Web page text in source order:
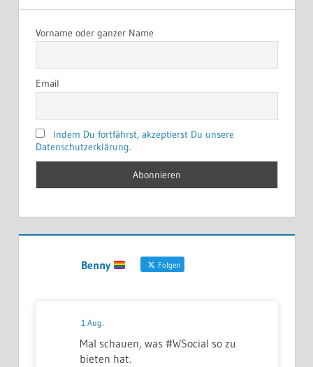
Vorname oder ganzer Name
Email
Indem Du fortfährst, akzeptierst Du unsere
Datenschutzerklärung.
Benny Folgen
1 Aug.
Mal schauen, was #WSocial so zu
bieten hat.